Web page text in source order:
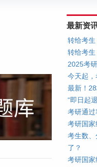
最新资
转给考
转给考
2025考
今天起
最新！
“即日起
考研通
考研国
考生数、
了？
考研国